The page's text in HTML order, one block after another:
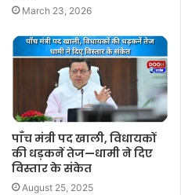
March 23, 2026
पाँच मंत्री पद खाली, विधायकों
की धड़कनें तेज—धामी ने दिए
विस्तार के संकेत
August 25, 2025